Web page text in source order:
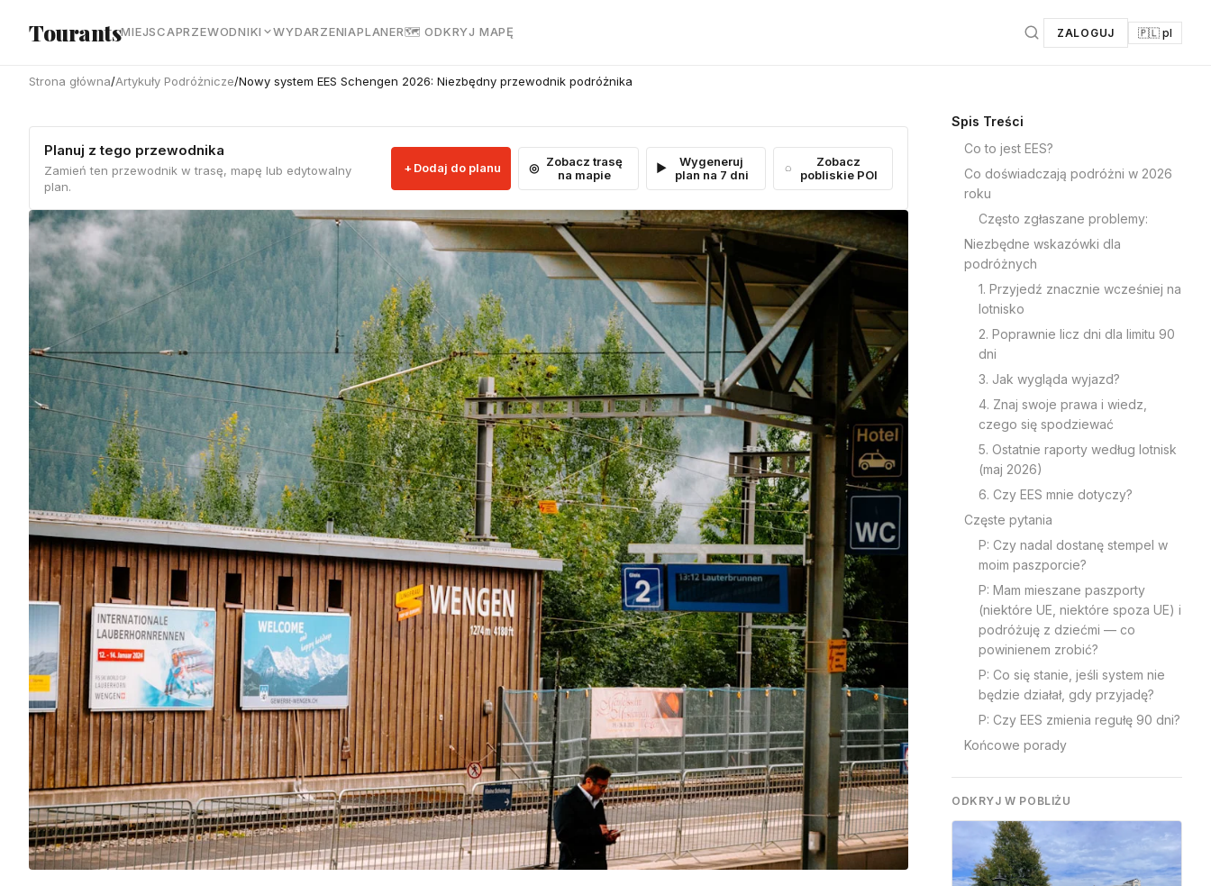
TourantsMIEJSCAPRZEWODNIKI WYDARZENIAPLANER🗺 ODKRYJ MAPĘ ZALOGUJ 🇵🇱 pl
Strona główna/Artykuły Podróżnicze/Nowy system EES Schengen 2026: Niezbędny przewodnik podróżnika
Planuj z tego przewodnika
Zamień ten przewodnik w trasę, mapę lub edytowalny
plan.
Dodaj do planu
Zobacz trasę
na mapie
Wygeneruj
plan na 7 dni
Zobacz
pobliskie POI
Spis Treści
Co to jest EES?
Co doświadczają podróżni w 2026
roku
Często zgłaszane problemy:
Niezbędne wskazówki dla
podróżnych
1. Przyjedź znacznie wcześniej na
lotnisko
2. Poprawnie licz dni dla limitu 90
dni
3. Jak wygląda wyjazd?
4. Znaj swoje prawa i wiedz,
czego się spodziewać
5. Ostatnie raporty według lotnisk
(maj 2026)
6. Czy EES mnie dotyczy?
Częste pytania
P: Czy nadal dostanę stempel w
moim paszporcie?
P: Mam mieszane paszporty
(niektóre UE, niektóre spoza UE) i
podróżuję z dziećmi — co
powinienem zrobić?
P: Co się stanie, jeśli system nie
będzie działał, gdy przyjadę?
P: Czy EES zmienia regułę 90 dni?
Końcowe porady
ODKRYJ W POBLIŻU